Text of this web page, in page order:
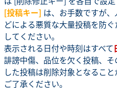
[投稿キー] は、お手数ですが
どによる悪質な大量投稿を防
してください。
表示される日付や時刻はすべて
誹謗中傷、品位を欠く投稿、
した投稿は削除対象となるこ
ご了承ください。